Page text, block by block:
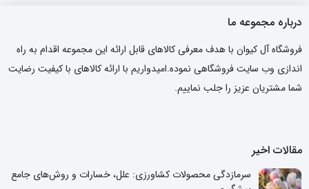
درباره مجموعه ما
فروشگاه آل کیوان با هدف معرفی کالاهای قابل ارائه این مجموعه اقدام به راه
اندازی وب سایت فروشگاهی نموده.امیدواریم با ارائه کالاهای با کیفیت رضایت
شما مشتریان عزیز را جلب نماییم.
مقالات اخیر
سرمازدگی محصولات کشاورزی: علل، خسارات و روش‌های جامع